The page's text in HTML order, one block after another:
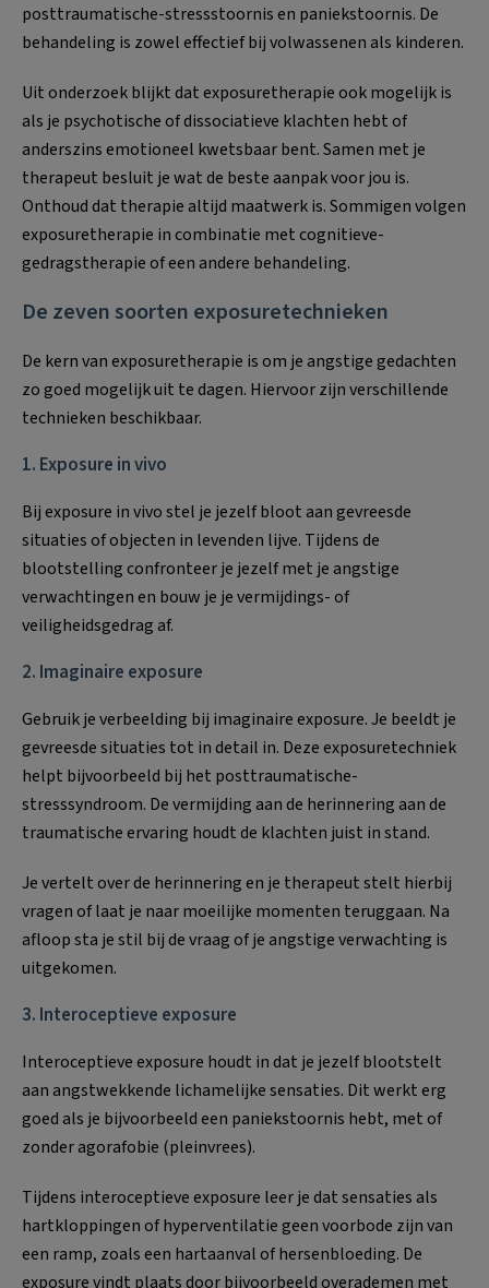
posttraumatische-stressstoornis en paniekstoornis. De
behandeling is zowel effectief bij volwassenen als kinderen.
Uit onderzoek blijkt dat exposuretherapie ook mogelijk is
als je psychotische of dissociatieve klachten hebt of
anderszins emotioneel kwetsbaar bent. Samen met je
therapeut besluit je wat de beste aanpak voor jou is.
Onthoud dat therapie altijd maatwerk is. Sommigen volgen
exposuretherapie in combinatie met cognitieve-
gedragstherapie of een andere behandeling.
De zeven soorten exposuretechnieken
De kern van exposuretherapie is om je angstige gedachten
zo goed mogelijk uit te dagen. Hiervoor zijn verschillende
technieken beschikbaar.
1. Exposure in vivo
Bij exposure in vivo stel je jezelf bloot aan gevreesde
situaties of objecten in levenden lijve. Tijdens de
blootstelling confronteer je jezelf met je angstige
verwachtingen en bouw je je vermijdings- of
veiligheidsgedrag af.
2. Imaginaire exposure
Gebruik je verbeelding bij imaginaire exposure. Je beeldt je
gevreesde situaties tot in detail in. Deze exposuretechniek
helpt bijvoorbeeld bij het posttraumatische-
stresssyndroom. De vermijding aan de herinnering aan de
traumatische ervaring houdt de klachten juist in stand.
Je vertelt over de herinnering en je therapeut stelt hierbij
vragen of laat je naar moeilijke momenten teruggaan. Na
afloop sta je stil bij de vraag of je angstige verwachting is
uitgekomen.
3. Interoceptieve exposure
Interoceptieve exposure houdt in dat je jezelf blootstelt
aan angstwekkende lichamelijke sensaties. Dit werkt erg
goed als je bijvoorbeeld een paniekstoornis hebt, met of
zonder agorafobie (pleinvrees).
Tijdens interoceptieve exposure leer je dat sensaties als
hartkloppingen of hyperventilatie geen voorbode zijn van
een ramp, zoals een hartaanval of hersenbloeding. De
exposure vindt plaats door bijvoorbeeld overademen met